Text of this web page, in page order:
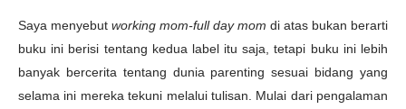
Saya menyebut working mom-full day mom di atas bukan berarti
buku ini berisi tentang kedua label itu saja, tetapi buku ini lebih
banyak bercerita tentang dunia parenting sesuai bidang yang
selama ini mereka tekuni melalui tulisan. Mulai dari pengalaman